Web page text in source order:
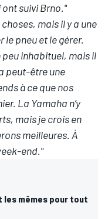
suivi Brno."
mais il y a une
pneu et le gérer.
peu inhabituel, mais il
peut-être une
à ce que nos
La Yamaha n’y
mais je crois en
meilleures. À
end."
les mêmes pour tout